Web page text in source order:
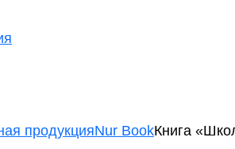
продукцияNur BookКнига